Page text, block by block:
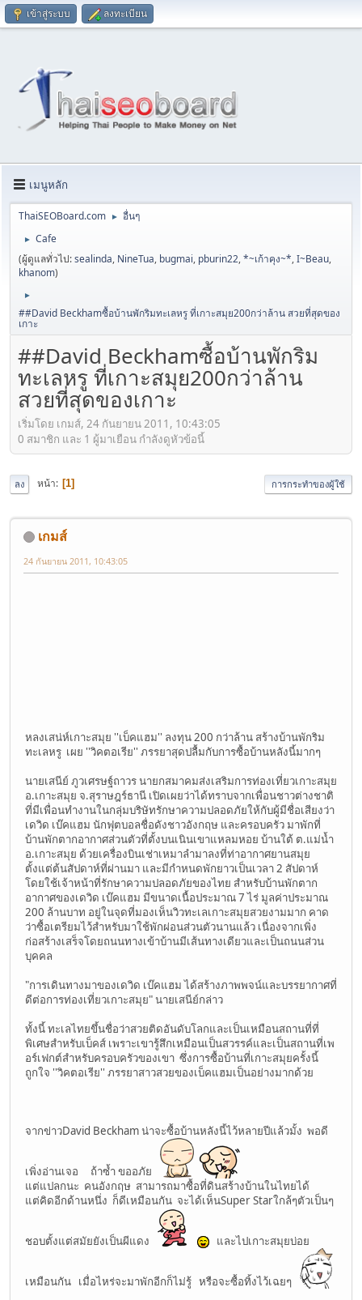
เข้าสู่ระบบ ลงทะเบียน
เมนูหลัก
ThaiSEOBoard.com ► อื่นๆ
►
Cafe
(ผู้ดูแลทั่วไป:sealinda, NineTua, bugmai, pburin22,*~เก้าคุง~*,I~Beau,
khanom)
►
##David Beckhamซื้อบ้านพักริมทะเลหรู ที่เกาะสมุย200กว่าล้าน สวยที่สุดของ
เกาะ
##David Beckhamซื้อบ้านพักริม
ทะเลหรู ที่เกาะสมุย200กว่าล้าน
สวยที่สุดของเกาะ
เริ่มโดย เกมส์, 24 กันยายน 2011, 10:43:05
0 สมาชิก และ 1 ผู้มาเยือน กำลังดูหัวข้อนี้
ลง หน้า 1 การกระทำของผู้ใช้
เกมส์
24 กันยายน 2011, 10:43:05
หลงเสน่ห์เกาะสมุย ''เบ็คแฮม'' ลงทุน 200 กว่าล้าน สร้างบ้านพักริม
ทะเลหรู เผย ''วิคตอเรีย'' ภรรยาสุดปลื้มกับการซื้อบ้านหลังนี้มากๆ
นายเสนีย์ ภูวเศรษฐ์ถาวร นายกสมาคมส่งเสริมการท่องเที่ยวเกาะสมุย
อ.เกาะสมุย จ.สุราษฎร์ธานี เปิดเผยว่าได้ทราบจากเพื่อนชาวต่างชาติ
ที่มีเพื่อนทำงานในกลุ่มบริษัทรักษาความปลอดภัยให้กับผู้มีชื่อเสียงว่า
เดวิด เบ๊คแฮม นักฟุตบอลชื่อดังชาวอังกฤษ และครอบครัว มาพักที่
บ้านพักตากอากาศส่วนตัวที่ตั้งบนเนินเขาแหลมหอย บ้านใต้ ต.แม่น้ำ
อ.เกาะสมุย ด้วยเครื่องบินเช่าเหมาลำมาลงที่ท่าอากาศยานสมุย
ตั้งแต่ต้นสัปดาห์ที่ผ่านมา และมีกำหนดพักยาวเป็นเวลา 2 สัปดาห์
โดยใช้เจ้าหน้าที่รักษาความปลอดภัยของไทย สำหรับบ้านพักตาก
อากาศของเดวิด เบ๊คแฮม มีขนาดเนื้อประมาณ 7 ไร่ มูลค่าประมาณ
200 ล้านบาท อยู่ในจุดที่มองเห็นวิวทะเลเกาะสมุยสวยงามมาก คาด
ว่าซื้อเตรียมไว้สำหรับมาใช้พักผ่อนส่วนตัวนานแล้ว เนื่องจากเพิ่ง
ก่อสร้างเสร็จโดยถนนทางเข้าบ้านมีเส้นทางเดียวและเป็นถนนส่วน
บุคคล
"การเดินทางมาของเดวิด เบ๊คแฮม ได้สร้างภาพพจน์และบรรยากาศที่
ดีต่อการท่องเที่ยวเกาะสมุย" นายเสนีย์กล่าว
ทั้งนี้ ทะเลไทยขึ้นชื่อว่าสวยติดอันดับโลกและเป็นเหมือนสถานที่ที่
พิเศษสำหรับเบ็คส์ เพราะเขารู้สึกเหมือนเป็นสวรรค์และเป็นสถานที่เพ
อร์เฟกต์สำหรับครอบครัวของเขา ซึ่งการซื้อบ้านที่เกาะสมุยครั้งนี้
ถูกใจ ''วิคตอเรีย'' ภรรยาสาวสวยของเบ็คแฮมเป็นอย่างมากด้วย
จากข่าวDavid Beckham น่าจะซื้อบ้านหลังนี้ไว้หลายปีแล้วมั้ง พอดี
เพิ่งอ่านเจอ ถ้าซ้ำ ขออภัย
แต่แปลกนะ คนอังกฤษ สามารถมาซื้อที่ดินสร้างบ้านในไทยได้
แต่คิดอีกด้านหนึ่ง ก็ดีเหมือนกัน จะได้เห็นSuper Starใกล้ๆตัวเป็นๆ
ชอบตั้งแต่สมัยยังเป็นผีแดง และไปเกาะสมุยบ่อย
เหมือนกัน เมื่อไหร่จะมาพักอีกก็ไม่รู้ หรือจะซื้อทิ้งไว้เฉยๆ